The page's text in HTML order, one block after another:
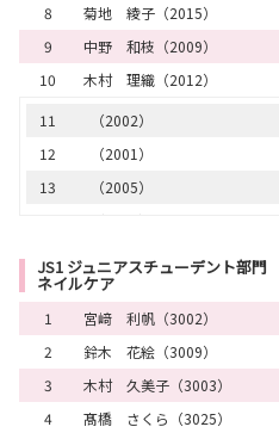
8
菊地 綾子（2015）
9
中野 和枝（2009）
10
木村 理織（2012）
11
（2002）
12
（2001）
13
（2005）
16
（2004）
JS1 ジュニアスチューデント部門
ネイルケア
1
宮﨑 利帆（3002）
2
鈴木 花絵（3009）
3
木村 久美子（3003）
4
髙橋 さくら（3025）